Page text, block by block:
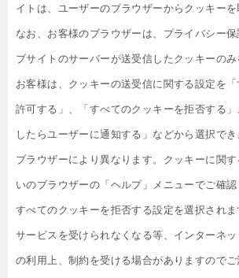
イトは、ユーザーのブラウザーからクッキーを
なお、お客様のブラウザーは、プライバシー
ブサイトのサーバーが送受信したクッキーのみ
お客様は、クッキーの送受信に関する設定を
許可する」、「すべてのクッキーを拒否する
したらユーザーに通知する」などから選択でき
ブラウザーにより異なります。クッキーに関
いのブラウザーの「ヘルプ」メニューでご確認
すべてのクッキーを拒否する設定を選択され
サービスを受けられなくなる等、インターネ
の利用上、制約を受ける場合がありますのでご